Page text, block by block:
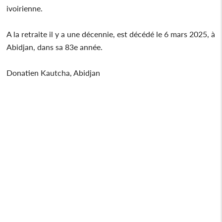
ivoirienne.
A la retraite il y a une décennie, est décédé le 6 mars 2025, à
Abidjan, dans sa 83e année.
Donatien Kautcha, Abidjan